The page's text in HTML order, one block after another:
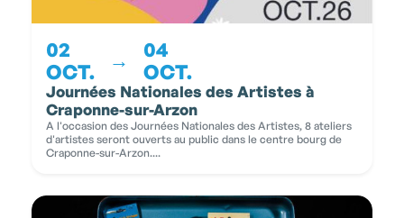
02
OCT.
→
04
OCT.
Journées Nationales des Artistes à
Craponne-sur-Arzon
A l'occasion des Journées Nationales des Artistes, 8 ateliers
d'artistes seront ouverts au public dans le centre bourg de
Craponne-sur-Arzon....